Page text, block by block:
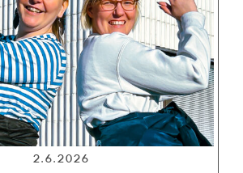
2.6.2026